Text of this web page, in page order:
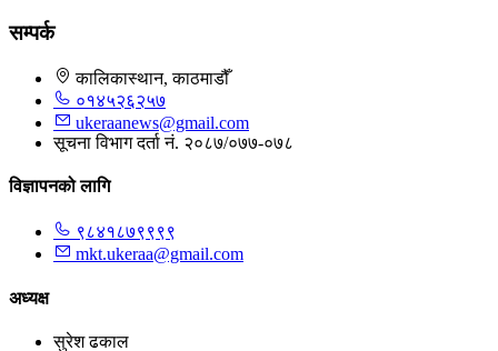
सम्पर्क
कालिकास्थान, काठमाडौँ
०१४५२६२५७
ukeraanews@gmail.com
सूचना विभाग दर्ता नं. २०८७/०७७-०७८
विज्ञापनको लागि
९८४१८७९९९९
mkt.ukeraa@gmail.com
अध्यक्ष
सुरेश ढकाल